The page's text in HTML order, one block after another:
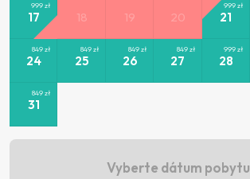
17
999zł
18 19 20 21
999zł
24
849zł
25
849zł
26
849zł
27
849zł
28
999zł
31
849zł
Vyberte dátum pobytu